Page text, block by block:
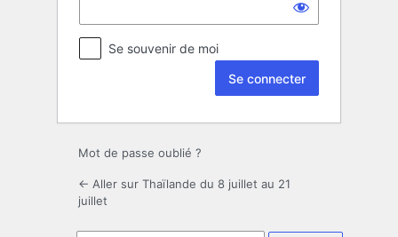
Se souvenir de moi
Mot de passe oublié ?
← Aller sur Thaïlande du 8 juillet au 21
juillet